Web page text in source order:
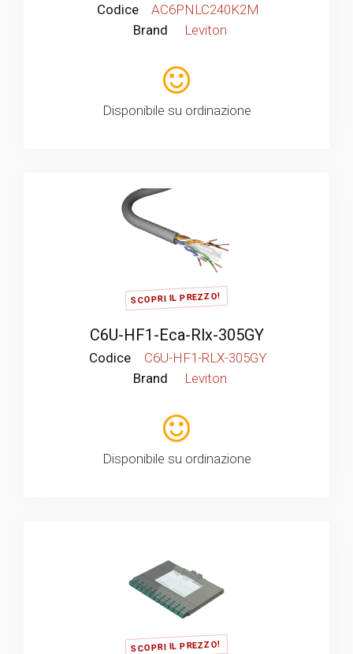
Codice
AC6PNLC240K2M
Brand
Leviton
Disponibile su ordinazione
SCOPRI IL PREZZO!
C6U-HF1-Eca-Rlx-305GY
Codice
C6U-HF1-RLX-305GY
Brand
Leviton
Disponibile su ordinazione
SCOPRI IL PREZZO!